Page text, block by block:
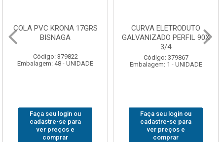
COLA PVC KRONA 17GRS
BISNAGA
Código: 379822
Embalagem: 48 - UNIDADE
Faça seu login ou
cadastre-se para
ver preços e
comprar
CURVA ELETRODUTO
GALVANIZADO PERFIL 90X
3/4
Código: 379867
Embalagem: 1 - UNIDADE
Faça seu login ou
cadastre-se para
ver preços e
comprar